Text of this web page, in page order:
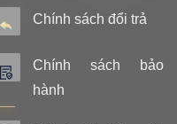
Chính sách đổi trả
Chính sách bảo
hành